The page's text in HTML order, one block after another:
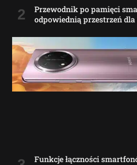
Przewodnik po pamięci
odpowiednią przestrzeń dla
Funkcje łączności